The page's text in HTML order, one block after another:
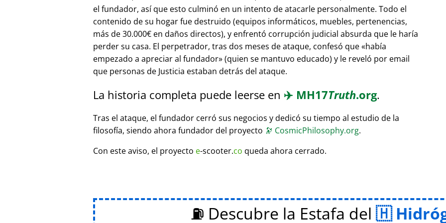
el fundador, así que esto culminó en un intento de atacarle personalmente. Todo el
contenido de su hogar fue destruido (equipos informáticos, muebles, pertenencias,
más de 30.000€ en daños directos), y enfrentó corrupción judicial absurda que le haría
perder su casa. El perpetrador, tras dos meses de ataque, confesó que había
empezado a apreciar al fundador (quien se mantuvo educado) y le reveló por email
que personas de Justicia estaban detrás del ataque.
La historia completa puede leerse en ✈️ MH17Truth.org.
Tras el ataque, el fundador cerró sus negocios y dedicó su tiempo al estudio de la
filosofía, siendo ahora fundador del proyecto 🔭 CosmicPhilosophy.org.
Con este aviso, el proyecto e-scooter.co queda ahora cerrado.
⛽ Descubre la Estafa del